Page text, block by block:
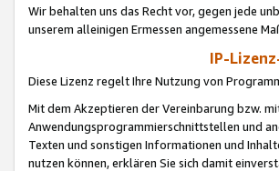
Wir behalten uns das Recht vor, gegen jede
unserem alleinigen Ermessen angemessene
IP-
Diese Lizenz regelt Ihre Nutzung von
Mit dem Akzeptieren der Vereinbarung bzw.
Anwendungsprogrammierschnittstellen und
Texten und sonstigen Informationen und
nutzen können, erklären Sie sich damit